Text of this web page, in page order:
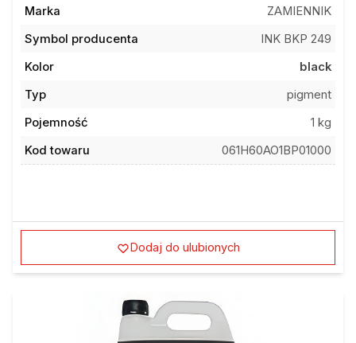
Marka
ZAMIENNIK
Symbol producenta
INK BKP 249
Kolor
black
Typ
pigment
Pojemność
1 kg
Kod towaru
061H60AO1BP01000
Dodaj do ulubionych